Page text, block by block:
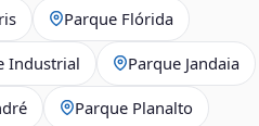
Parque Flórida
Industrial Parque Jandaia
Parque Planalto